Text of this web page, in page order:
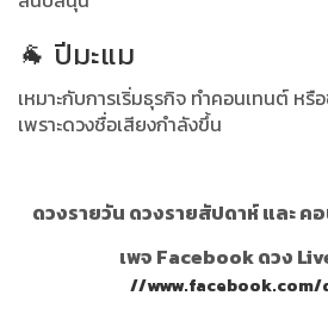
🐐 ปีมะแม
เหมาะกับการเริ่มธุรกิจ ทำคอนเทนต์ หรื
เพราะดวงชื่อเสียงกำลังขึ้น
ดวงรายวัน ดวงรายสัปดาห์ และ ค
เพจ Facebook ดวง
//www.facebook.com/